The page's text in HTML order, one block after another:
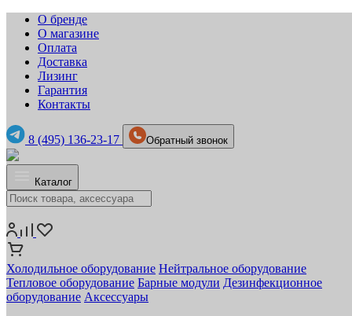
О бренде
О магазине
Оплата
Доставка
Лизинг
Гарантия
Контакты
8 (495) 136-23-17 Обратный звонок
Каталог
Холодильное оборудование Нейтральное оборудование
Тепловое оборудование Барные модули Дезинфекционное
оборудование Аксессуары